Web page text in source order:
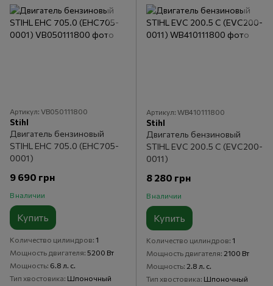
Артикул: VB050111800
Stihl
Двигатель бензиновый
STIHL EHC 705.0 (EHC705-
0001)
9 690 грн
В наличии
Купить
Количество цилиндров 1
Мощность двигателя 5200 Вт
Мощность 6.8 л. с.
Тип хвостовика Шпоночный
Артикул: WB410111800
Stihl
Двигатель бензиновый
STIHL EVC 200.5 C (EVC200-
0011)
8 280 грн
В наличии
Купить
Количество цилиндров 1
Мощность двигателя 2100 Вт
Мощность 2.8 л. с.
Тип хвостовика Шпоночный